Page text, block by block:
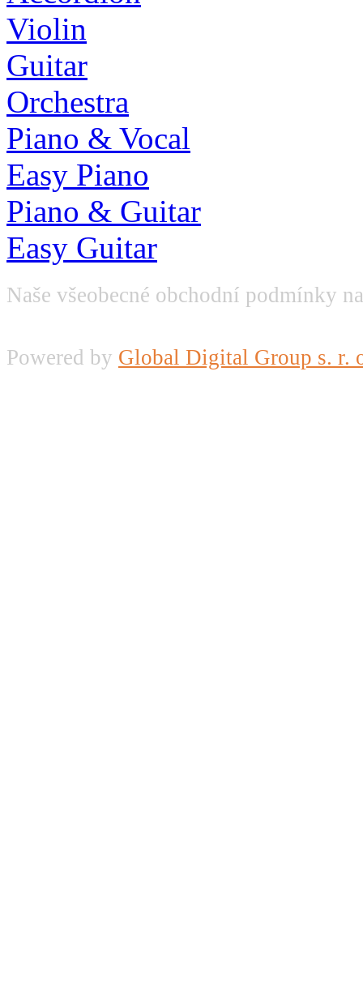
Violin
Guitar
Orchestra
Piano & Vocal
Easy Piano
Piano & Guitar
Easy Guitar
Naše všeobecné obchodní podmínky
Powered by Global Digital Group s. r.